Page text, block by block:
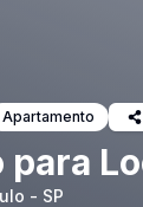
Apartamento
- SP